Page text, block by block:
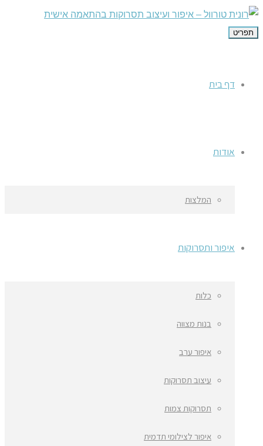
תפריט
דף בית
אודות
המלצות
איפור ותסרוקות
כלות
בנות מצווה
איפור ערב
עיצוב תסרוקות
תסרוקות צמות
איפור לצילומי תדמית